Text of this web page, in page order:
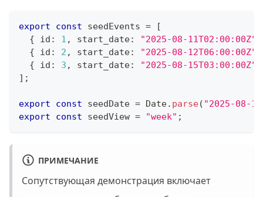
export const seedEvents =
[
{ id : 1 , start_date: "2025-08-11T02:00:00Z"
{ id : 2 , start_date: "2025-08-12T06:00:00Z"
{ id : 3 , start_date: "2025-08-15T03:00:00Z"
] ;
export const seedDate = Date. parse( "2025-08-
export
const seedView = "week" ;
ПРИМЕЧАНИЕ
Сопутствующая демонстрация включает